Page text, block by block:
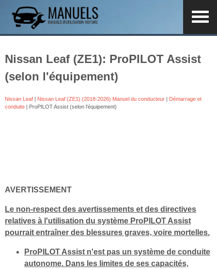
Nissan Leaf (ZE1): ProPILOT Assist
(selon l'équipement)
Nissan Leaf | Nissan Leaf (ZE1) (2018-2026) Manuel du conducteur | Démarrage et
conduite | ProPILOT Assist (selon l'équipement)
AVERTISSEMENT
Le non-respect des avertissements et des directives
relatives à l'utilisation du système ProPILOT Assist
pourrait entraîner des blessures graves, voire mortelles.
ProPILOT Assist n'est pas un système de conduite
autonome. Dans les limites de ses capacités,